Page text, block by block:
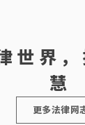
世界
慧
更多法律网